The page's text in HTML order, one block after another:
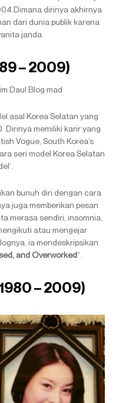
dirinya akhirnya
dari dunia publik karena
janda.
– 2009)
asal Korea Selatan yang
Dirinya memiliki karir yang
Vogue, South Korea’s
seri model Korea Selatan
bunuh diri dengan cara
juga memberikan pesan
merasa sendiri, insomnia,
atau mengejar
ia mendeskripsikan
and Overworked“.
– 2009)